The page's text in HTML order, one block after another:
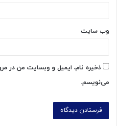
وب‌ سایت
ذخیره نام، ایمیل و وبسایت من در
می‌نویسم.